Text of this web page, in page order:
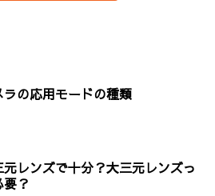
ラの応用モードの種類
元レンズで十分？大三元レンズっ
要？